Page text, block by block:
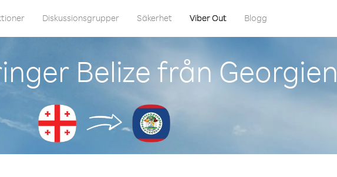
Diskussionsgrupper Säkerhet Viber Out Blogg
Belize från Georgien